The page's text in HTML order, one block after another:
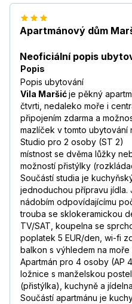
Apartmánový dům
Neoficiální popis
Popis
Popis ubytování
Vila Maršićje pěkný
čtvrti, nedaleko moře i
připojením zdarma a
mazlíček v tomto ubytování
Studio pro 2 osoby (ST 2)
místnost se dvěma lůžky
možností přistýlky
Součástí studia je
jednoduchou přípravu jídla.
nádobím odpovídajícímu
trouba se sklokeramickou
TV/SAT, koupelna se
poplatek 5 EUR/den, wi-fi
balkon s výhledem na
Apartmán pro 4 osoby (AP
ložnice s manželskou
(přistýlka), kuchyně a
Součástí apartmánu je